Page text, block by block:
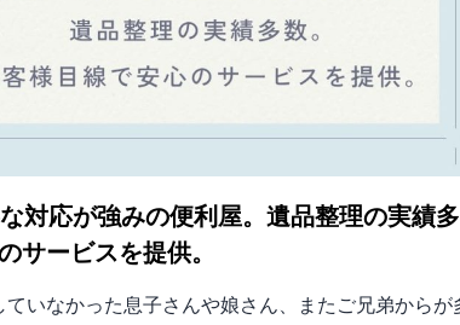
対応が強みの便利屋。遺品整理の実績多
サービスを提供。
いなかった息子さんや娘さん、またご兄弟からが